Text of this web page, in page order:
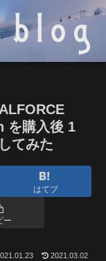
を購入後 1
てみた
はてブ
ー
2021.03.02